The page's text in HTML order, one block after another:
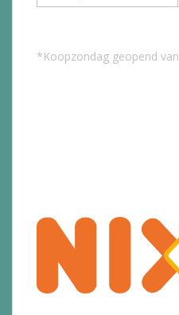
*Koopzondag geopend